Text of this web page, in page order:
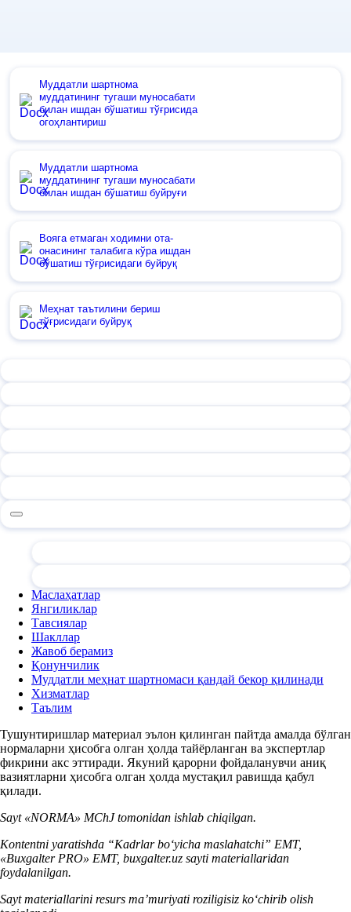
Муддатли шартнома
муддатининг тугаши муносабати
билан ишдан бўшатиш тўғрисида
огоҳлантириш
Муддатли шартнома
муддатининг тугаши муносабати
билан ишдан бўшатиш буйруғи
Вояга етмаган ходимни ота-
онасининг талабига кўра ишдан
бўшатиш тўғрисидаги буйруқ
Меҳнат таътилини бериш
тўғрисидаги буйруқ
Маслаҳатлар
Янгиликлар
Тавсиялар
Шакллар
Жавоб берамиз
Қонунчилик
Муддатли меҳнат шартномаси қандай бекор қилинади
Хизматлар
Таълим
Тушунтиришлар материал эълон қилинган пайтда амалда бўлган
нормаларни ҳисобга олган ҳолда тайёрланган ва экспертлар
фикрини акс эттиради. Якуний қарорни фойдаланувчи аниқ
вазиятларни ҳисобга олган ҳолда мустақил равишда қабул
қилади.
Sayt «NORMA» MChJ tomonidan ishlab chiqilgan.
Kontentni yaratishda “Kadrlar boʻyicha maslahatchi” EMT,
«Buxgalter PRO» EMT, buxgalter.uz sayti materiallaridan
foydalanilgan.
Sayt materiallarini resurs ma’muriyati roziligisiz koʻchirib olish